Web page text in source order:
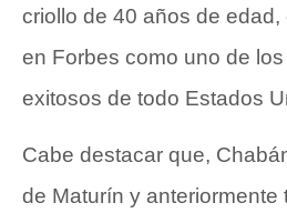
criollo de 40 años de
en Forbes como uno de
exitosos de todo Estados
Cabe destacar que,
de Maturín y anteriormente